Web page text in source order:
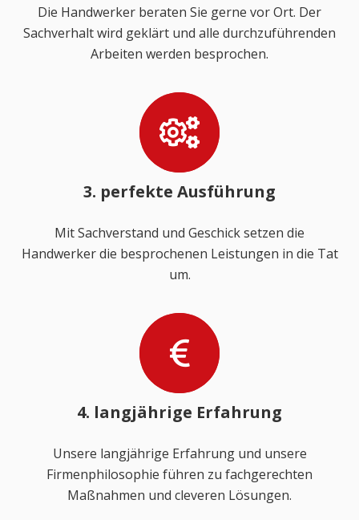
Die Handwerker beraten Sie gerne vor Ort. Der
Sachverhalt wird geklärt und alle durchzuführenden
Arbeiten werden besprochen.
3. perfekte Ausführung
Mit Sachverstand und Geschick setzen die
Handwerker die besprochenen Leistungen in die Tat
um.
4. langjährige Erfahrung
Unsere langjährige Erfahrung und unsere
Firmenphilosophie führen zu fachgerechten
Maßnahmen und cleveren Lösungen.